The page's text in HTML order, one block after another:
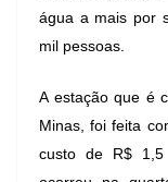
água a mais por
mil pessoas.
A estação que é
Minas, foi feita
custo de R$ 1,5